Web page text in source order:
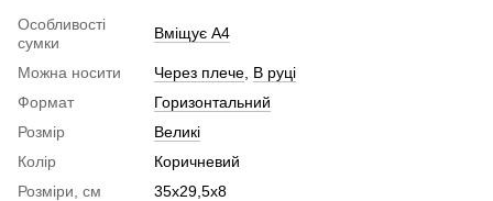
Особливості
сумки
Вміщує А4
Можна носити Через плече В руці
Формат
Горизонтальний
Розмір
Великі
Колір
Коричневий
Розміри, см
35х29,5х8